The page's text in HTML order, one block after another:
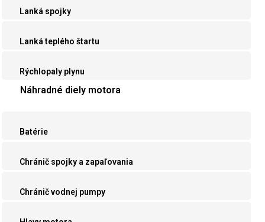
Lanká spojky
Lanká teplého štartu
Rýchlopaly plynu
Náhradné diely motora
Batérie
Chránič spojky a zapaľovania
Chránič vodnej pumpy